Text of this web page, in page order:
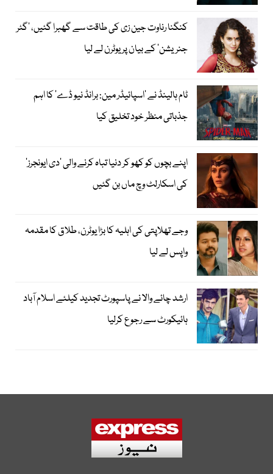
کنگنا رناوت جین زی کی طاقت سے گھبرا گئیں، ’گٹر
جنریشن‘ کے بیان پر یوٹرن لے لیا
ٹام ہالینڈ نے ’اسپائیڈر مین: برانڈ نیو ڈے‘ کا اہم
جذباتی منظر خود تخلیق کیا
اپنے بچوں کو کھو کر دنیا تباہ کرنے والی ’دی ایونجرز‘
کی اسکارلٹ وچ ماں بن گئیں
وجے تھلاپتی کی اہلیہ کا بڑا یوٹرن، طلاق کا مقدمہ
واپس لے لیا
ارشد چائے والا نے پاسپورٹ تجدید کیلئے اسلام آباد
ہائیکورٹ سے رجوع کرلیا